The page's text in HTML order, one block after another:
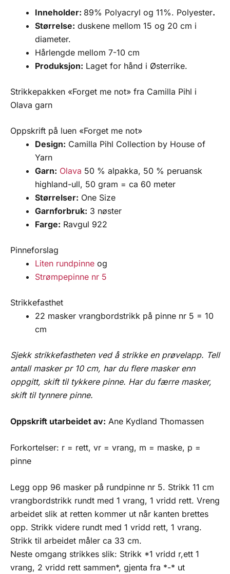
Inneholder: 89% Polyacryl og 11%. Polyester.
Størrelse: duskene mellom 15 og 20 cm i
diameter.
Hårlengde mellom 7-10 cm
Produksjon: Laget for hånd i Østerrike.
Strikkepakken «Forget me not» fra Camilla Pihl i
Olava garn
Oppskrift på luen «Forget me not»
Design: Camilla Pihl Collection by House of
Yarn
Garn: Olava 50 % alpakka, 50 % peruansk
highland-ull, 50 gram = ca 60 meter
Størrelser: One Size
Garnforbruk: 3 nøster
Farge: Ravgul 922
Pinneforslag
Liten rundpinne og
Strømpepinne nr 5
Strikkefasthet
22 masker vrangbordstrikk på pinne nr 5 = 10
cm
Sjekk strikkefastheten ved å strikke en prøvelapp. Tell
antall masker pr 10 cm, har du flere masker enn
oppgitt, skift til tykkere pinne. Har du færre masker,
skift til tynnere pinne.
Oppskrift utarbeidet av: Ane Kydland Thomassen
Forkortelser: r = rett, vr = vrang, m = maske, p =
pinne
Legg opp 96 masker på rundpinne nr 5. Strikk 11 cm
vrangbordstrikk rundt med 1 vrang, 1 vridd rett. Vreng
arbeidet slik at retten kommer ut når kanten brettes
opp. Strikk videre rundt med 1 vridd rett, 1 vrang.
Strikk til arbeidet måler ca 33 cm.
Neste omgang strikkes slik: Strikk *1 vridd r,ett 1
vrang, 2 vridd rett sammen*, gjenta fra *-* ut